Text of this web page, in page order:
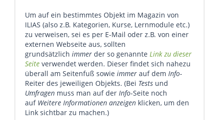
Um auf ein bestimmtes Objekt im Magazin von
ILIAS (also z.B. Kategorien, Kurse, Lernmodule etc.)
zu verweisen, sei es per E-Mail oder z.B. von einer
externen Webseite aus, sollten
grundsätzlich immer der so genannte Link zu dieser
Seite verwendet werden. Dieser findet sich nahezu
überall am Seitenfuß sowie immer auf dem Info-
Reiter des jeweiligen Objekts. (Bei Tests und
Umfragen muss man auf der Info-Seite noch
auf Weitere Informationen anzeigen klicken, um den
Link sichtbar zu machen.)